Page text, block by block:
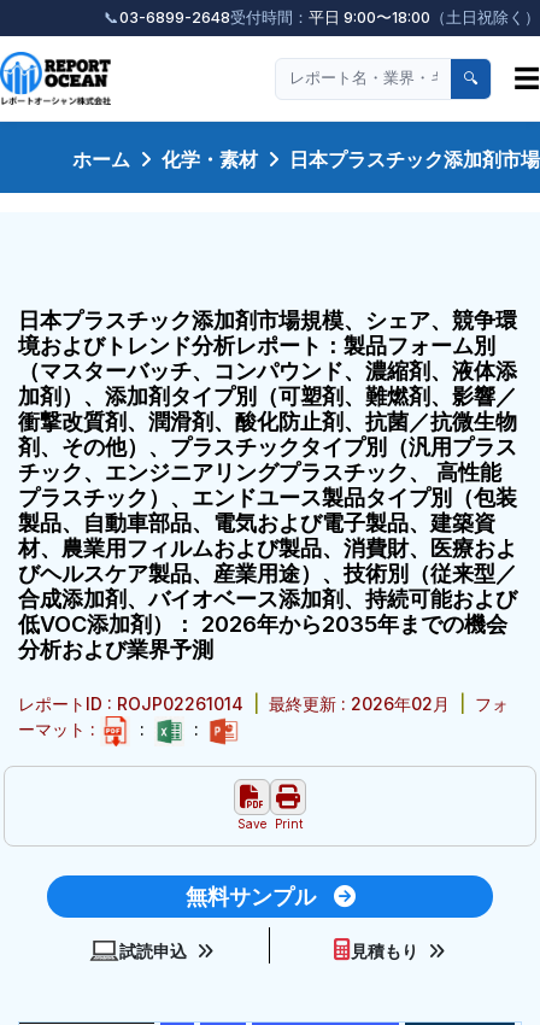
📞03-6899-2648受付時間： 平日 9:00〜18:00 （土日祝除く）
🔍 ☰
ホーム 化学・素材 日本プラスチック添加剤市場
日本プラスチック添加剤市場規模、シェア、競争環
境およびトレンド分析レポート：製品フォーム別
（マスターバッチ、コンパウンド、濃縮剤、液体添
加剤）、添加剤タイプ別（可塑剤、難燃剤、影響／
衝撃改質剤、潤滑剤、酸化防止剤、抗菌／抗微生物
剤、その他）、プラスチックタイプ別（汎用プラス
チック、エンジニアリングプラスチック、 高性能
プラスチック）、エンドユース製品タイプ別（包装
製品、自動車部品、電気および電子製品、建築資
材、農業用フィルムおよび製品、消費財、医療およ
びヘルスケア製品、産業用途）、技術別（従来型／
合成添加剤、バイオベース添加剤、持続可能および
低VOC添加剤）： 2026年から2035年までの機会
分析および業界予測
レポートID : ROJP02261014 最終更新 : 2026年02月
フォ
ーマット :
: :
Save Print
無料サンプル
試読申込 見積もり